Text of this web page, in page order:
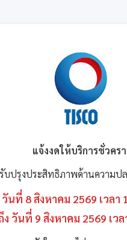
แจ้งงดให้บริการชั่วคร
บปรุงประสิทธิภาพด้านความป
วันที่ 8 สิงหาคม 2569 เวลา
ง วันที่ 9 สิงหาคม 2569 เว